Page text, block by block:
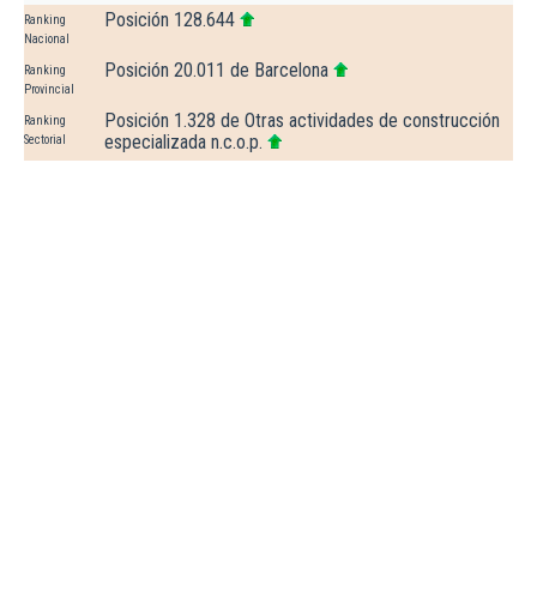
Ranking
Nacional
Posición 128.644
Ranking
Provincial
Posición 20.011 de Barcelona
Ranking
Sectorial
Posición 1.328 de Otras actividades de construcción
especializada n.c.o.p.